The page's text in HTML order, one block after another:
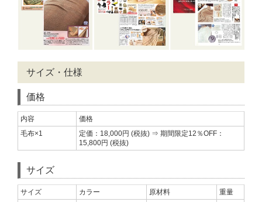
サイズ・仕様
価格
内容
価格
毛布×1
定価：18,000円 (税抜) ⇒ 期間限定12％OFF：
15,800円 (税抜)
サイズ
サイズ カラー 原材料
重量